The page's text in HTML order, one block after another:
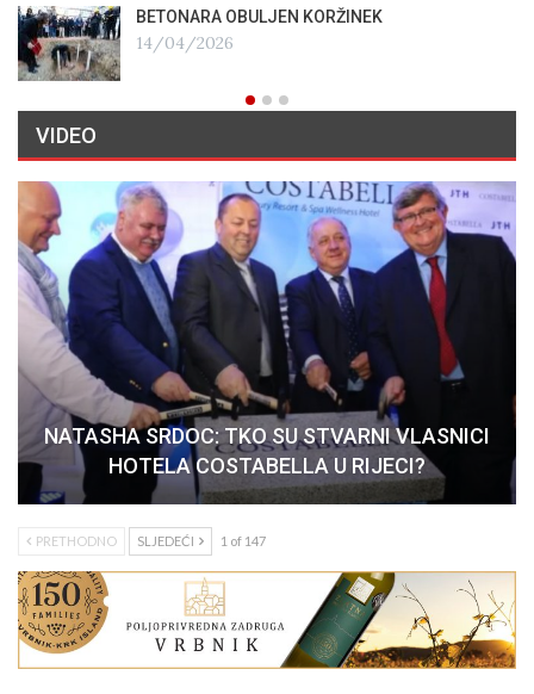
BETONARA OBULJEN KORŽINEK
14/04/2026
VIDEO
NATASHA SRDOC: TKO SU STVARNI VLASNICI
HOTELA COSTABELLA U RIJECI?
PRETHODNO SLJEDEĆI 1 of 147